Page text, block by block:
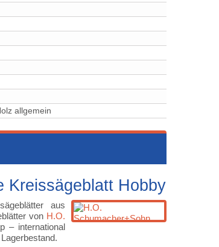
allgemein
Kreissägeblatt Hobby
aus
von H.O.
– international